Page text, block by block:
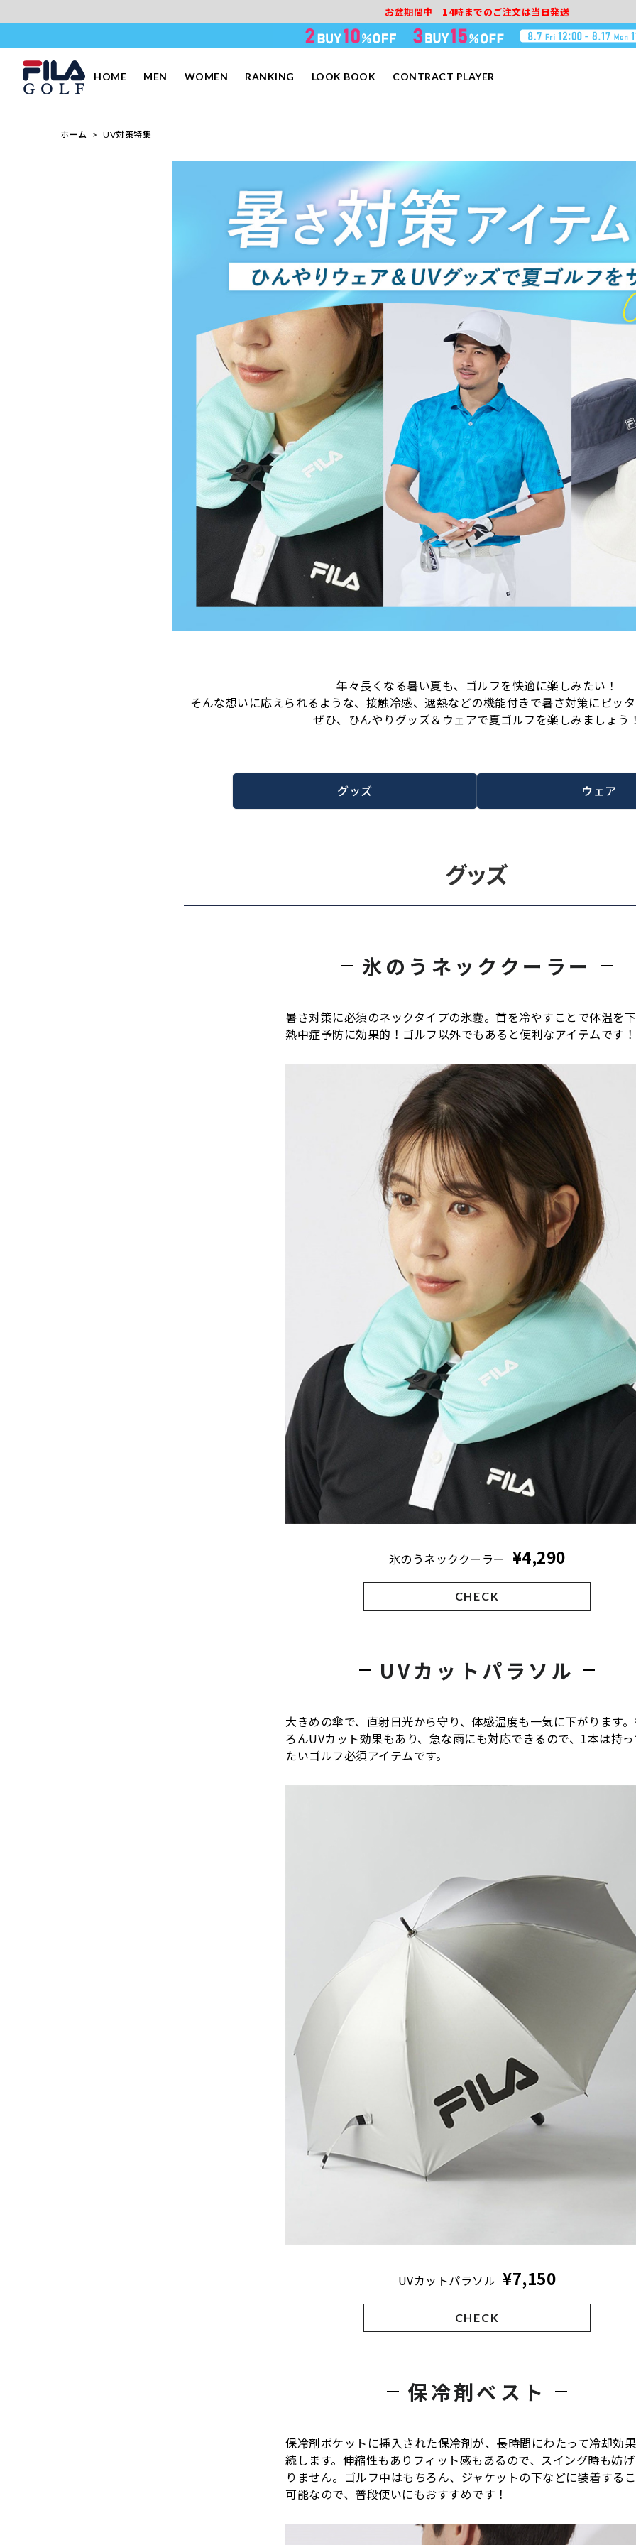
お盆期間中 14時までのご注文は当日発送
HOME MEN WOMEN RANKING LOOK BOOK CONTRACT PLAYER
ホーム UV対策特集
年々長くなる暑い夏も、ゴルフを快適に楽しみたい！
そんな想いに応えられるような、接触冷感、遮熱などの機能付きで暑さ対策にピッ
ぜひ、ひんやりグッズ＆ウェアで夏ゴルフを楽しみましょう
グッズ ウェア
グッズ
氷のうネッククーラー
暑さ対策に必須のネックタイプの氷嚢。首を冷やすことで体温を
熱中症予防に効果的！ゴルフ以外でもあると便利なアイテムです！
氷のうネッククーラー ¥4,290
CHECK
UVカットパラソル
大きめの傘で、直射日光から守り、体感温度も一気に下がります
ろんUVカット効果もあり、急な雨にも対応できるので、1本は持
たいゴルフ必須アイテムです。
UVカットパラソル ¥7,150
CHECK
保冷剤ベスト
保冷剤ポケットに挿入された保冷剤が、長時間にわたって冷却効
続します。伸縮性もありフィット感もあるので、スイング時も妨
りません。ゴルフ中はもちろん、ジャケットの下などに装着する
可能なので、普段使いにもおすすめです！